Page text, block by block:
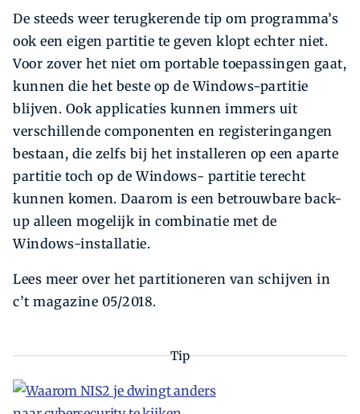
De steeds weer terugkerende tip om programma’s
ook een eigen partitie te geven klopt echter niet.
Voor zover het niet om portable toepassingen gaat,
kunnen die het beste op de Windows-partitie
blijven. Ook applicaties kunnen immers uit
verschillende componenten en registeringangen
bestaan, die zelfs bij het installeren op een aparte
partitie toch op de Windows- partitie terecht
kunnen komen. Daarom is een betrouwbare back-
up alleen mogelijk in combinatie met de
Windows-installatie.
Lees meer over het partitioneren van schijven in
c’t magazine 05/2018.
Tip